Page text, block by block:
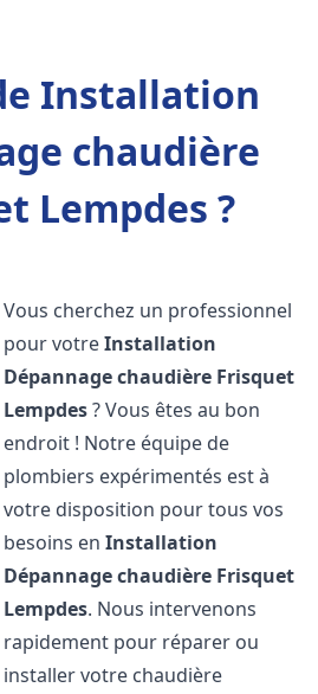
Installation
chaudière
Lempdes ?
Vous cherchez un professionnel
pour votreInstallation
Dépannage chaudière Frisquet
Lempdes? Vous êtes au bon
endroit ! Notre équipe de
plombiers expérimentés est à
votre disposition pour tous vos
besoins enInstallation
Dépannage chaudière Frisquet
Lempdes. Nous intervenons
rapidement pour réparer ou
installer votre chaudière